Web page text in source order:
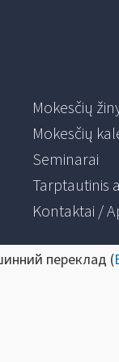
Mokesčių
Mokesčių
Seminarai
Tarptautinis
Kontaktai /
переклад (